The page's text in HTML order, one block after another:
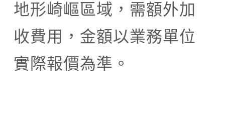
地形崎嶇區域，需額外加
收費用，金額以業務單位
實際報價為準。